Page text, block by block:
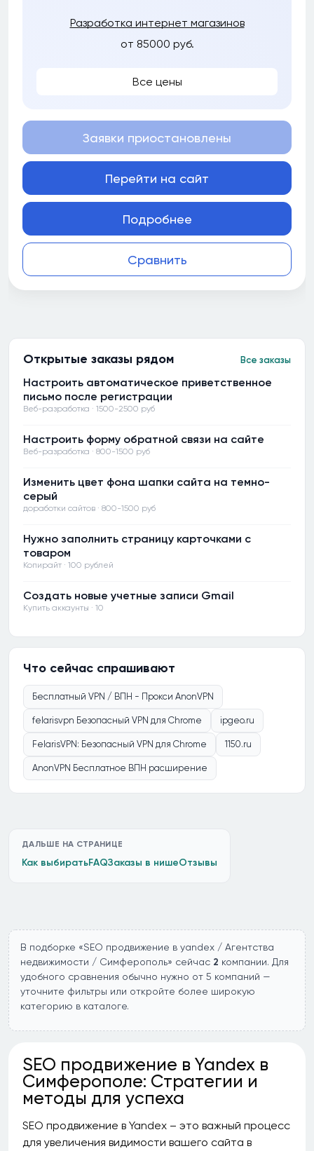
Разработка интернет магазинов
от 85000 руб.
Все цены
Сравнить
Заявки приостановлены
Перейти на сайт
Подробнее
Открытые заказы рядом Все заказы
Настроить автоматическое приветственное
письмо после регистрации
Веб-разработка · 1500-2500 руб
Настроить форму обратной связи на сайте
Веб-разработка · 800-1500 руб
Изменить цвет фона шапки сайта на темно-
серый
доработки сайтов · 800-1500 руб
Нужно заполнить страницу карточками с
товаром
Копирайт · 100 рублей
Создать новые учетные записи Gmail
Купить аккаунты · 10
Что сейчас спрашивают
Бесплатный VPN / ВПН - Прокси AnonVPN
felarisvpn Безопасный VPN для Chrome ipgeo.ru
FelarisVPN: Безопасный VPN для Chrome 1150.ru
AnonVPN Бесплатное ВПН расширение
ДАЛЬШЕ НА СТРАНИЦЕ
Как выбиратьFAQЗаказы в нишеОтзывы
В подборке «SEO продвижение в yandex / Агентства
недвижимости / Симферополь» сейчас 2 компании. Для
удобного сравнения обычно нужно от 5 компаний —
уточните фильтры или откройте более широкую
категорию в каталоге.
SEO продвижение в Yandex в
Симферополе: Стратегии и
методы для успеха
SEO продвижение в Yandex – это важный процесс
для увеличения видимости вашего сайта в